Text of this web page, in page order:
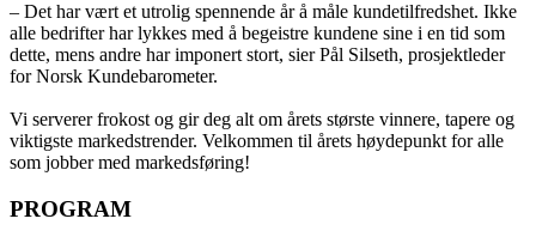
– Det har vært et utrolig spennende år å måle kundetilfredshet. Ikke
alle bedrifter har lykkes med å begeistre kundene sine i en tid som
dette, mens andre har imponert stort, sier Pål Silseth, prosjektleder
for Norsk Kundebarometer.
Vi serverer frokost og gir deg alt om årets største vinnere, tapere og
viktigste markedstrender. Velkommen til årets høydepunkt for alle
som jobber med markedsføring!
PROGRAM